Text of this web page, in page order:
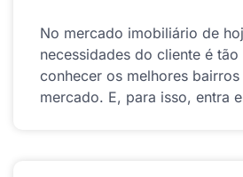
No mercado imobiliário de
necessidades do cliente é
conhecer os melhores
mercado. E, para isso, entra